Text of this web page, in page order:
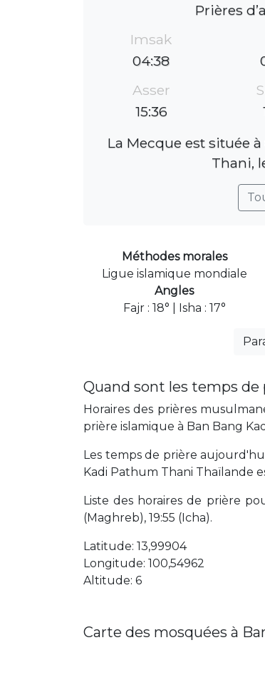
Prières
Imsak
04:38
Asser
15:36
La Mecque est située
Thani,
Méthodes morales
Ligue islamique mondiale
Angles
Fajr : 18° | Isha : 17°
Quand sont les temps
Horaires des prières
prière islamique à Ban Bang
Les temps de prière
Kadi Pathum Thani Thaïlande
Liste des horaires de prière
(Maghreb), 19:55 (Icha).
Latitude: 13,99904
Longitude: 100,54962
Altitude: 6
Carte des mosquées à